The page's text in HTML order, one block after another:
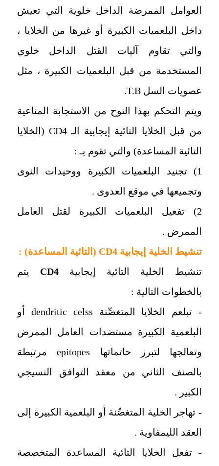
العوامل الممرضة الداخل خلوية التي تعيش
داخل البلعميات الكبيرة أو غيرها من الخلايا ،
والتي تقاوم آليات القتل الداخل خلوي
المستخدمة من قبل البلعميات الكبيرة ، مثل
عصويات السل T.B.
‏ويتم التحكم بهذا النوح من الاستجابة المناعية
من قبل الخلايا التائية إيجابية الـCD4 (الخلايا
التائية المساعدة) والتي تقوم بـ :
1) تجنيد البلعميات الكبيرة ووحيدات النوى
وتجميعها في موقع العدوى .
2) تفعيل البلعميات الكبيرة لقتل العامل
الممرض .
‏تنشيط الخلية إيجابية CD4 (التائية المساعدة) :
‏تنشيط الخلية التائية إيجابية CD4 يتم
بالخطوات التالية :
- تبلعم الخلايا المتغصِّنة dendritic celss أو
البلعمية الكبيرة مستضدات العامل الممرض
وتعالجها لتبرز حاتماتها epitopesمرتبطة
بالصنف الثاني من معقد التوافق النسيجي
الكبير .
- ‏تهاجر الخلية المتغصِّنة أو البلعمية الكبيرة إلى
العقد الليمفاوية .
‏- تفعل الخلايا التائية المساعدة المتخصصة